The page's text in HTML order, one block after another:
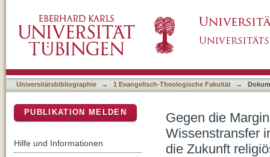
Religionspädagogik und seine Bedeutung
Universitätsbibliographie → 1 Evangelisch-Theologische Fakultät →
Gegen die
Wissenstransfer
die Zukunft
PUBLIKATION MELDEN
Hilfe und Informationen